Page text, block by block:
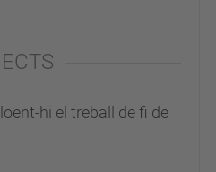
hi el treball de fi de